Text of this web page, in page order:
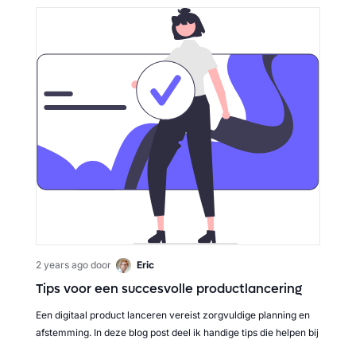
2 years agodoor Eric
Tips voor een succesvolle productlancering
Een digitaal product lanceren vereist zorgvuldige planning en
afstemming. In deze blog post deel ik handige tips die helpen bij